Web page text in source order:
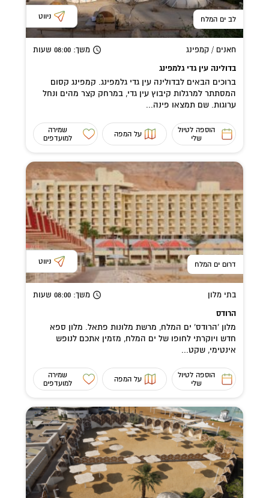
לב ים המלח ניווט
חאנים / קמפינג משך: 08:00 שעות
בדולינה עין גדי גלמפינג
ברוכים הבאים לבדולינה עין גדי גלמפינג. קמפינג קסום
המסתתר למרגלות קיבוץ עין גדי, במרחק קצר מהים ונחל
ערוגות. שם תמצאו פינה...
הוספה לטיול
שלי
על המפה
שמירה
למועדפים
דרום ים המלח ניווט
בתי מלון משך: 08:00 שעות
הרודס
מלון 'הרודס' ים המלח, מרשת מלונות פתאל. מלון ספא
חדש ויוקרתי לחופו של ים המלח, מזמין אתכם לנופש
אינטימי, שקט...
הוספה לטיול
שלי
על המפה
שמירה
למועדפים